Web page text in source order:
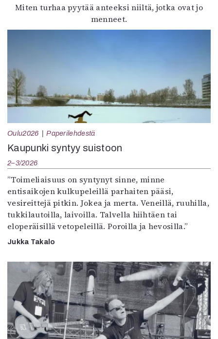
Miten turhaa pyytää anteeksi niiltä, jotka ovat jo
menneet.
Oulu2026 Paperilehdestä
Kaupunki syntyy suistoon
2–3/2026
”Toimeliaisuus on syntynyt sinne, minne
entisaikojen kulkupeleillä parhaiten pääsi,
vesireittejä pitkin. Jokea ja merta. Veneillä, ruuhilla,
tukkilautoilla, laivoilla. Talvella hiihtäen tai
eloperäisillä vetopeleillä. Poroilla ja hevosilla.”
Jukka Takalo